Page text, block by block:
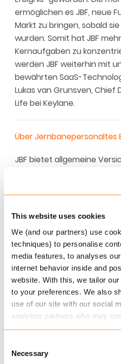
This website uses cookies
We (and our partners) use
techniques) to personalise
media features, to analyses
internet behavior inside and
website. With this, we tailor
to your preferences. We also
use of our site with our social
analytics partners who may
Selection
Necessary
ermöglichen es JBF, neue
Markt zu bringen, sobald
wurden.Somit hat JBF
Kernaufgaben zu
werdenJBF weiterhin mit
bewährten SaaS-
Lukas van Grunsven, Chief
Life bei Keylane.
Über Jernbanepersonaltes
JBF bietet allgemeine
norwegischen
Eisenbahn
arbeiten.JBF
zusätzlich einzentrales
undeinSelbstbedienung
Laut einer aktuellen KTI-
BarcodeIntelligenceund
Kundenbarometer
belegtJBFin Norwegen
Kundenzufriedenheit und
Bereich.
Über Keylane